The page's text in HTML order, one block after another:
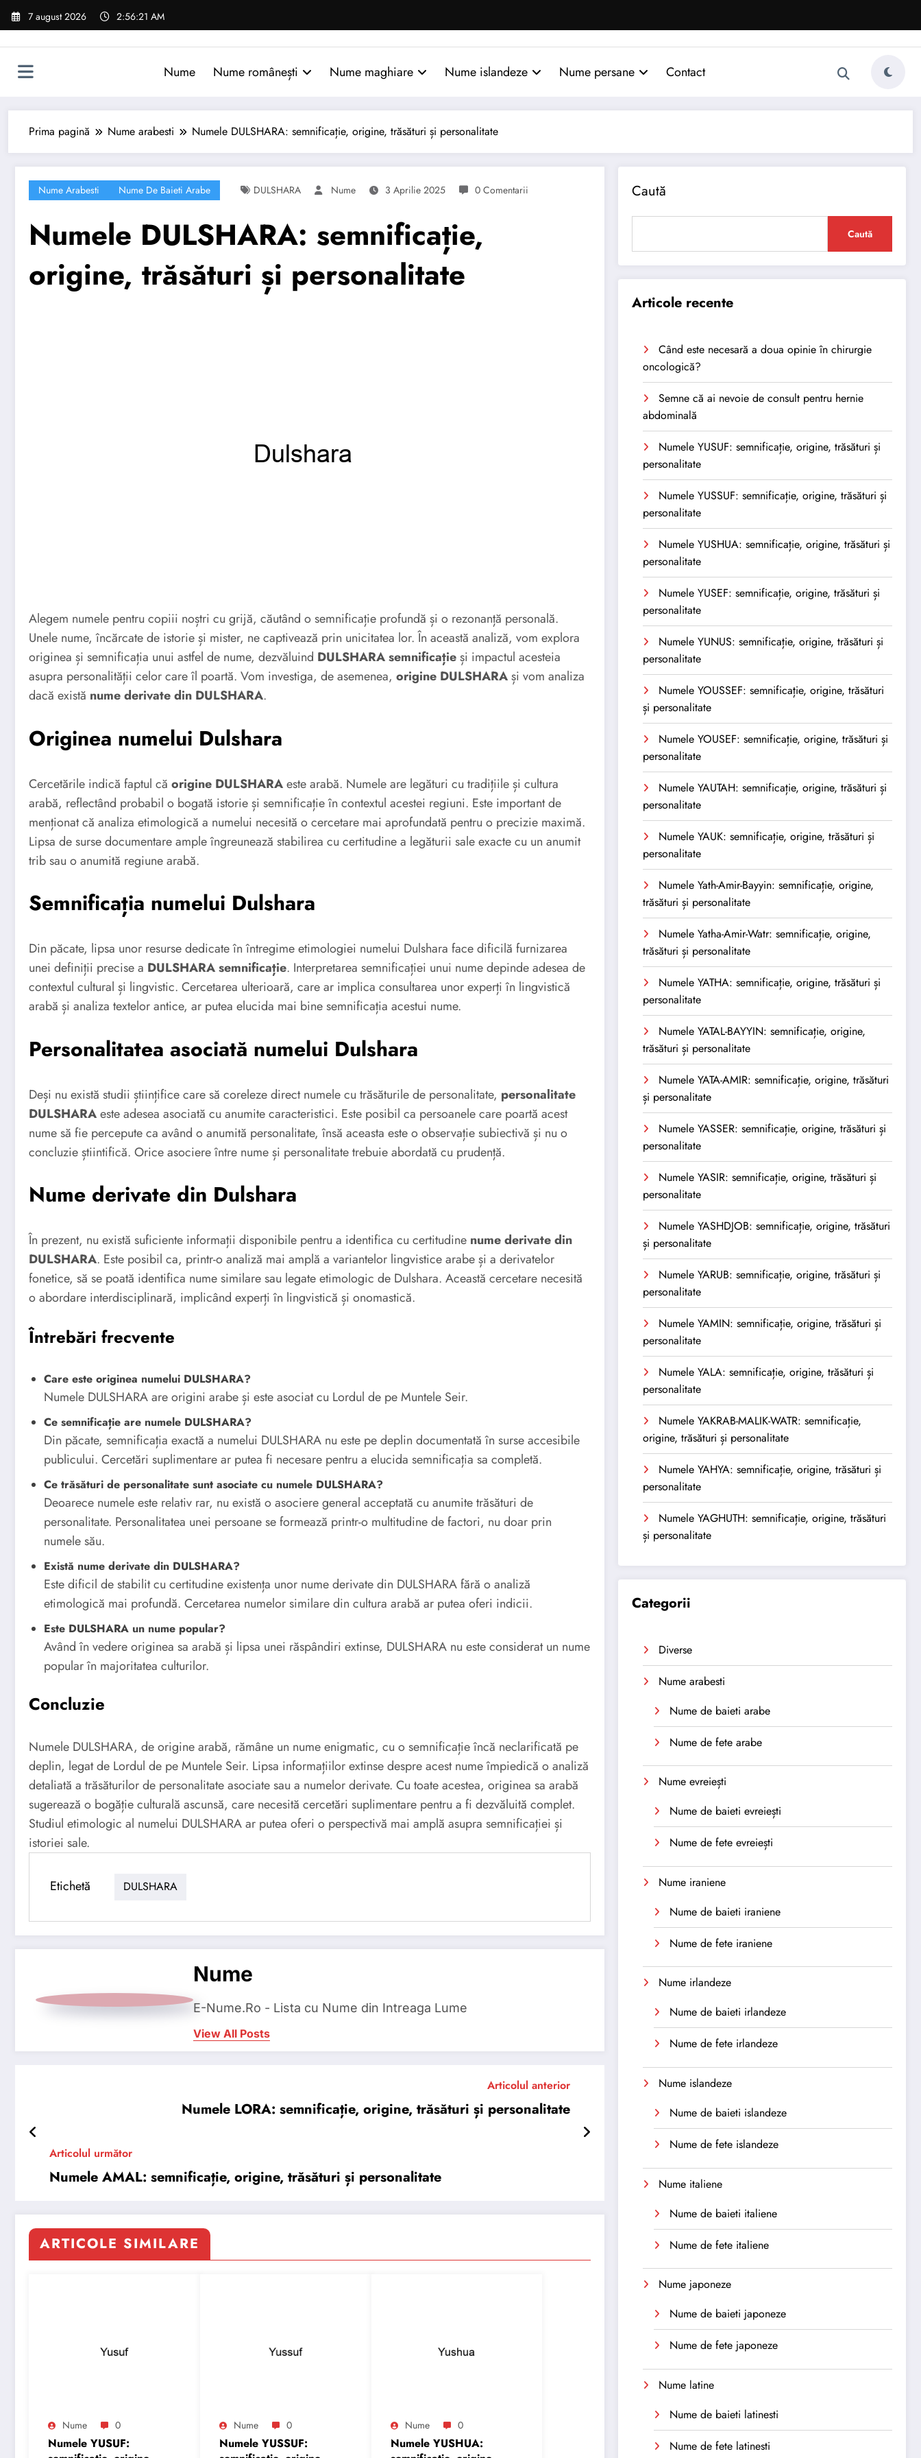
Sari
7 august 2026 2:56:22 AM
Nume Nume românești Nume maghiare Nume islandeze Nume persane Contact
Prima pagină Nume arabesti Numele DULSHARA: semnificație, origine, trăsături și personalitate
Nume Arabesti Nume De Baieti Arabe DULSHARA Nume 3 Aprilie 2025 0 Comentarii
Numele DULSHARA: semnificație,
origine, trăsături și personalitate
Alegem numele pentru copiii noștri cu grijă, căutând o semnificație profundă și o rezonanță personală.
Unele nume, încărcate de istorie și mister, ne captivează prin unicitatea lor. În această analiză, vom explora
originea și semnificația unui astfel de nume, dezvăluind DULSHARA semnificațieși impactul acesteia
asupra personalității celor care îl poartă. Vom investiga, de asemenea, origine DULSHARAși vom analiza
dacă există nume derivate din DULSHARA.
Originea numelui Dulshara
Cercetările indică faptul că origine DULSHARAeste arabă. Numele are legături cu tradițiile și cultura
arabă, reflectând probabil o bogată istorie și semnificație în contextul acestei regiuni. Este important de
menționat că analiza etimologică a numelui necesită o cercetare mai aprofundată pentru o precizie maximă.
Lipsa de surse documentare ample îngreunează stabilirea cu certitudine a legăturii sale exacte cu un anumit
trib sau o anumită regiune arabă.
Semnificația numelui Dulshara
Din păcate, lipsa unor resurse dedicate în întregime etimologiei numelui Dulshara face dificilă furnizarea
unei definiții precise a DULSHARA semnificație. Interpretarea semnificației unui nume depinde adesea de
contextul cultural și lingvistic. Cercetarea ulterioară, care ar implica consultarea unor experți în lingvistică
arabă și analiza textelor antice, ar putea elucida mai bine semnificația acestui nume.
Personalitatea asociată numelui Dulshara
Deși nu există studii științifice care să coreleze direct numele cu trăsăturile de personalitate, personalitate
DULSHARAeste adesea asociată cu anumite caracteristici. Este posibil ca persoanele care poartă acest
nume să fie percepute ca având o anumită personalitate, însă aceasta este o observație subiectivă și nu o
concluzie știintifică. Orice asociere între nume și personalitate trebuie abordată cu prudență.
Nume derivate din Dulshara
În prezent, nu există suficiente informații disponibile pentru a identifica cu certitudine nume derivate din
DULSHARA. Este posibil ca, printr-o analiză mai amplă a variantelor lingvistice arabe și a derivatelor
fonetice, să se poată identifica nume similare sau legate etimologic de Dulshara. Această cercetare necesită
o abordare interdisciplinară, implicând experți în lingvistică și onomastică.
Întrebări frecvente
Care este originea numelui DULSHARA?
Numele DULSHARA are origini arabe și este asociat cu Lordul de pe Muntele Seir.
Ce semnificație are numele DULSHARA?
Din păcate, semnificația exactă a numelui DULSHARA nu este pe deplin documentată în surse accesibile
publicului. Cercetări suplimentare ar putea fi necesare pentru a elucida semnificația sa completă.
Ce trăsături de personalitate sunt asociate cu numele DULSHARA?
Deoarece numele este relativ rar, nu există o asociere general acceptată cu anumite trăsături de
personalitate. Personalitatea unei persoane se formează printr-o multitudine de factori, nu doar prin
numele său.
Există nume derivate din DULSHARA?
Este dificil de stabilit cu certitudine existența unor nume derivate din DULSHARA fără o analiză
etimologică mai profundă. Cercetarea numelor similare din cultura arabă ar putea oferi indicii.
Este DULSHARA un nume popular?
Având în vedere originea sa arabă și lipsa unei răspândiri extinse, DULSHARA nu este considerat un nume
popular în majoritatea culturilor.
Concluzie
Numele DULSHARA, de origine arabă, rămâne un nume enigmatic, cu o semnificație încă neclarificată pe
deplin, legat de Lordul de pe Muntele Seir. Lipsa informațiilor extinse despre acest nume împiedică o analiză
detaliată a trăsăturilor de personalitate asociate sau a numelor derivate. Cu toate acestea, originea sa arabă
sugerează o bogăție culturală ascunsă, care necesită cercetări suplimentare pentru a fi dezvăluită complet.
Studiul etimologic al numelui DULSHARA ar putea oferi o perspectivă mai amplă asupra semnificației și
istoriei sale.
Etichetă DULSHARA
Nume
E-Nume.Ro - Lista cu Nume din Intreaga Lume
View All Posts
Articolul anterior
Numele LORA: semnificație, origine, trăsături și personalitate
Articolul următor
Numele AMAL: semnificație, origine, trăsături și personalitate
ARTICOLE SIMILARE
Nume 0
Numele YUSUF:
Nume 0
Numele YUSSUF:
Nume 0
Numele YUSHUA:
Caută
Caută
Articole recente
Când este necesară a doua opinie în chirurgie
oncologică?
Semne că ai nevoie de consult pentru hernie
abdominală
Numele YUSUF: semnificație, origine, trăsături și
personalitate
Numele YUSSUF: semnificație, origine, trăsături și
personalitate
Numele YUSHUA: semnificație, origine, trăsături și
personalitate
Numele YUSEF: semnificație, origine, trăsături și
personalitate
Numele YUNUS: semnificație, origine, trăsături și
personalitate
Numele YOUSSEF: semnificație, origine, trăsături
și personalitate
Numele YOUSEF: semnificație, origine, trăsături și
personalitate
Numele YAUTAH: semnificație, origine, trăsături și
personalitate
Numele YAUK: semnificație, origine, trăsături și
personalitate
Numele Yath-Amir-Bayyin: semnificație, origine,
trăsături și personalitate
Numele Yatha-Amir-Watr: semnificație, origine,
trăsături și personalitate
Numele YATHA: semnificație, origine, trăsături și
personalitate
Numele YATAL-BAYYIN: semnificație, origine,
trăsături și personalitate
Numele YATA-AMIR: semnificație, origine, trăsături
și personalitate
Numele YASSER: semnificație, origine, trăsături și
personalitate
Numele YASIR: semnificație, origine, trăsături și
personalitate
Numele YASHDJOB: semnificație, origine, trăsături
și personalitate
Numele YARUB: semnificație, origine, trăsături și
personalitate
Numele YAMIN: semnificație, origine, trăsături și
personalitate
Numele YALA: semnificație, origine, trăsături și
personalitate
Numele YAKRAB-MALIK-WATR: semnificație,
origine, trăsături și personalitate
Numele YAHYA: semnificație, origine, trăsături și
personalitate
Numele YAGHUTH: semnificație, origine, trăsături
și personalitate
Categorii
Diverse
Nume arabesti
Nume de baieti arabe
Nume de fete arabe
Nume evreiești
Nume de baieti evreiești
Nume de fete evreiești
Nume iraniene
Nume de baieti iraniene
Nume de fete iraniene
Nume irlandeze
Nume de baieti irlandeze
Nume de fete irlandeze
Nume islandeze
Nume de baieti islandeze
Nume de fete islandeze
Nume italiene
Nume de baieti italiene
Nume de fete italiene
Nume japoneze
Nume de baieti japoneze
Nume de fete japoneze
Nume latine
Nume de baieti latinesti
Nume de fete latinesti